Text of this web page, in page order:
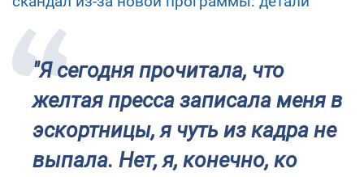
"Я сегодня прочитала, что
желтая пресса записала меня в
эскортницы, я чуть из кадра не
выпала. Нет, я, конечно, ко